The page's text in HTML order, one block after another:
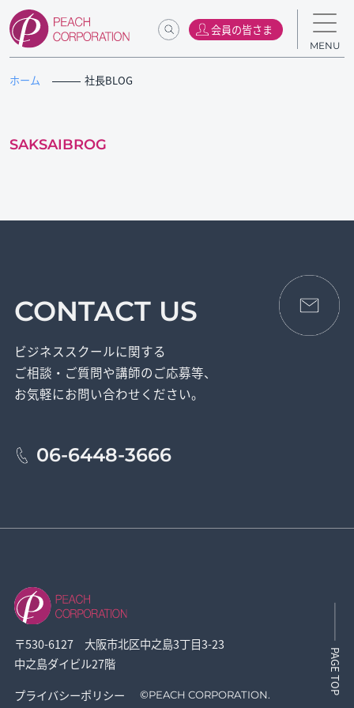
会員の皆さま
MENU
ホーム 社長BLOG
SAKSAIBROG
CONTACT US
ビジネススクールに関する
ご相談・ご質問や講師のご応募等、
お気軽にお問い合わせください。
06-6448-3666
〒530-6127 大阪市北区中之島3丁目3-23
中之島ダイビル27階
プライバシーポリシー
©PEACH CORPORATION. PAGE TOP